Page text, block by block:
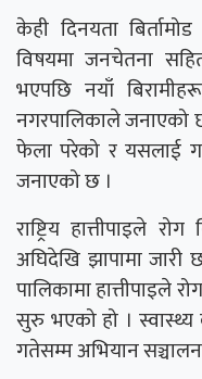
केही दिनयता
विषयमा जनचेतना
भएपछि नयाँ
नगरपालिकाले जनाएको
फेला परेको र यसलाई
जनाएको छ ।
राष्ट्रिय हात्तीपाइले
अघिदेखि झापामा
पालिकामा हात्तीपाइले
सुरु भएको हो ।
गतेसम्म अभियान